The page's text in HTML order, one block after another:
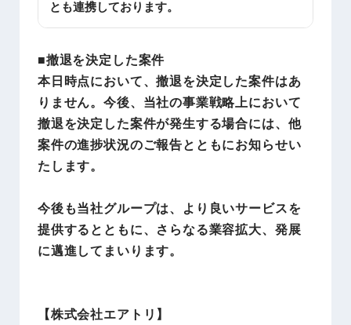
とも連携しております。
■撤退を決定した案件
本日時点において、撤退を決定した案件はあ
りません。今後、当社の事業戦略上において
撤退を決定した案件が発生する場合には、他
案件の進捗状況のご報告とともにお知らせい
たします。
今後も当社グループは、より良いサービスを
提供するとともに、さらなる業容拡大、発展
に邁進してまいります。
【株式会社エアトリ】